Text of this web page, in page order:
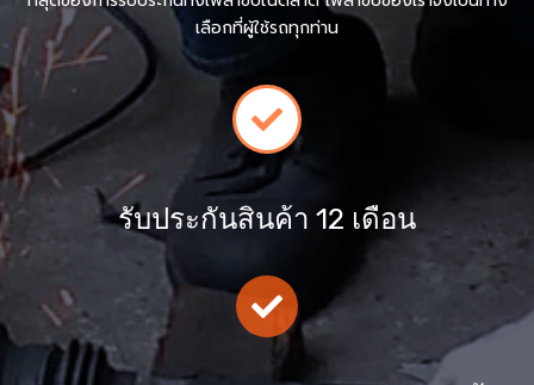
เลือกที่ผู้ใช้รถทุกท่าน
รับประกันสินค้า 12 เดือน